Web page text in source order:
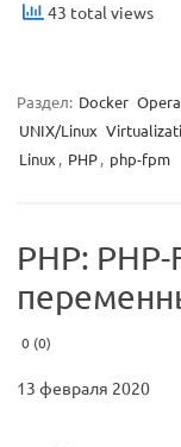
43 total views
Раздел: Docker
UNIX/Linux
Linux , PHP, php-fpm
PHP:
0 (0)
13 февраля 2020